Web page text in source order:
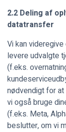
2.2 Deling af
datatransfer
Vi kan
levere udvalgte
(f.eks.
nødvendigt for
vi også bruge
(f.eks. Meta,
beslutter, om vi